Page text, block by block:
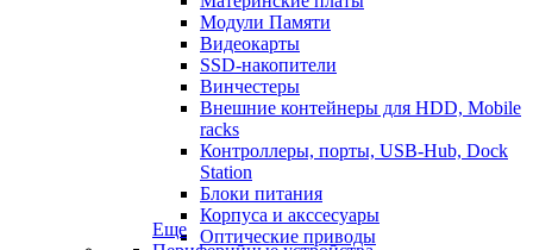
Модули Памяти
Видеокарты
SSD-накопители
Винчестеры
Внешние контейнеры для HDD, Mobile
racks
Контроллеры, порты, USB-Hub, Dock
Station
Блоки питания
Корпуса и акссесуары
Оптические приводы
Еще